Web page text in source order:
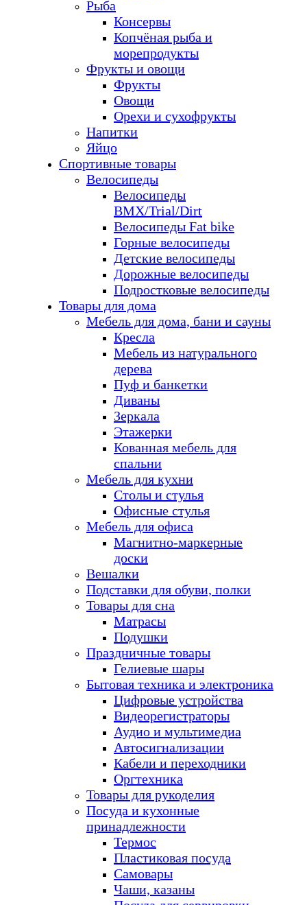
Рыба
Консервы
Копчёная рыба и
морепродукты
Фрукты и овощи
Фрукты
Овощи
Орехи и сухофрукты
Напитки
Яйцо
Спортивные товары
Велосипеды
Велосипеды
BMX/Trial/Dirt
Велосипеды Fat bike
Горные велосипеды
Детские велосипеды
Дорожные велосипеды
Подростковые велосипеды
Товары для дома
Мебель для дома, бани и сауны
Кресла
Мебель из натурального
дерева
Пуф и банкетки
Диваны
Зеркала
Этажерки
Кованная мебель для
спальни
Мебель для кухни
Столы и стулья
Офисные стулья
Мебель для офиса
Магнитно-маркерные
доски
Вешалки
Подставки для обуви, полки
Товары для сна
Матрасы
Подушки
Праздничные товары
Гелиевые шары
Бытовая техника и электроника
Цифровые устройства
Видеорегистраторы
Аудио и мультимедиа
Автосигнализации
Кабели и переходники
Оргтехника
Товары для рукоделия
Посуда и кухонные
принадлежности
Термос
Пластиковая посуда
Самовары
Чаши, казаны